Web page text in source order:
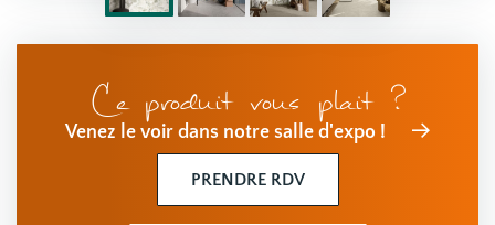
Ce produit vous plait ?
Venez le voir dans notre salle d'expo !
PRENDRE RDV